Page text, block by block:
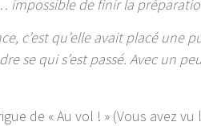
impossible de finir la
c’est qu’elle avait placé
se qui s’est passé. Avec un
de « Au vol ! » (Vous avez